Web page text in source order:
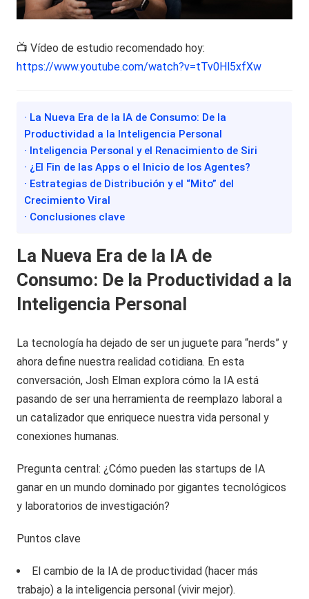
📺 Vídeo de estudio recomendado hoy:
https://www.youtube.com/watch?v=tTv0Hl5xfXw
· La Nueva Era de la IA de Consumo: De la
Productividad a la Inteligencia Personal
· Inteligencia Personal y el Renacimiento de Siri
· ¿El Fin de las Apps o el Inicio de los Agentes?
· Estrategias de Distribución y el “Mito” del
Crecimiento Viral
· Conclusiones clave
La Nueva Era de la IA de
Consumo: De la Productividad a la
Inteligencia Personal
La tecnología ha dejado de ser un juguete para “nerds” y
ahora define nuestra realidad cotidiana. En esta
conversación, Josh Elman explora cómo la IA está
pasando de ser una herramienta de reemplazo laboral a
un catalizador que enriquece nuestra vida personal y
conexiones humanas.
Pregunta central: ¿Cómo pueden las startups de IA
ganar en un mundo dominado por gigantes tecnológicos
y laboratorios de investigación?
Puntos clave
El cambio de la IA de productividad (hacer más
trabajo) a la inteligencia personal (vivir mejor).